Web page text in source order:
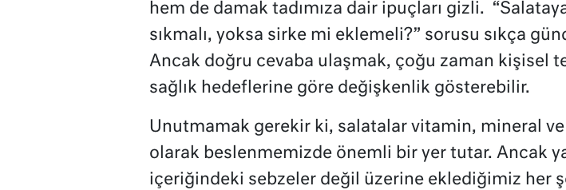
hem de damak tadımıza dair ipuçları gizli.
sıkmalı, yoksa sirke mi eklemeli?” sorusu sıkça
Ancak doğru cevaba ulaşmak, çoğu zaman kişisel
sağlık hedeflerine göre değişkenlik gösterebilir.
Unutmamak gerekir ki, salatalar vitamin, mineral
olarak beslenmemizde önemli bir yer tutar. Ancak
içeriğindeki sebzeler değil üzerine eklediğimiz her